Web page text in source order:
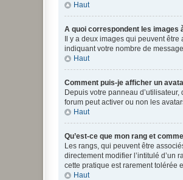
Haut
A quoi correspondent les images
Il y a deux images qui peuvent
indiquant votre nombre de
Haut
Comment puis-je afficher un
Depuis votre panneau
forum peut activer ou non les
Haut
Qu’est-ce que mon rang et
Les rangs, qui peuvent être
directement modifier l’intitulé d’un
cette pratique est rarement tolérée
Haut